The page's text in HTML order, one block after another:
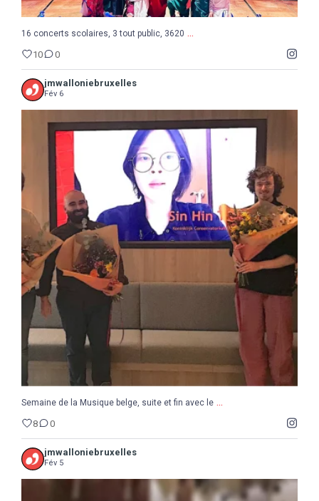
16 concerts scolaires, 3 tout public, 3620 ...
10 0
jmwalloniebruxelles
Fév 6
Semaine de la Musique belge, suite et fin avec le ...
Semaine de la Musique belge, suite et fin avec le ...
8 0
jmwalloniebruxelles
Fév 5